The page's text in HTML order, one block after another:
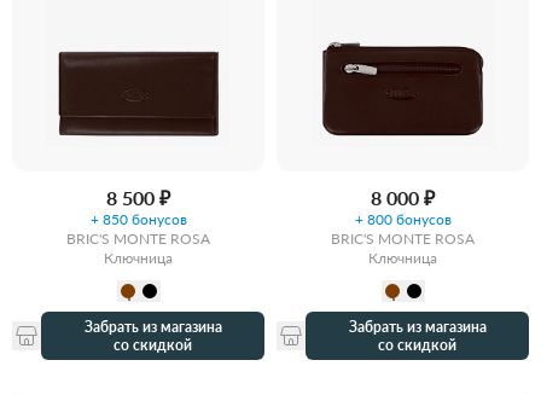
8 500 ₽
+ 850 бонусов
BRIC'S MONTE ROSA
Ключница
Забрать из магазина
со скидкой
8 000 ₽
+ 800 бонусов
BRIC'S MONTE ROSA
Ключница
Забрать из магазина
со скидкой